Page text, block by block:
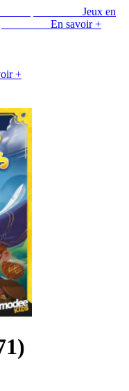
Jeux en
En savoir +
+
)